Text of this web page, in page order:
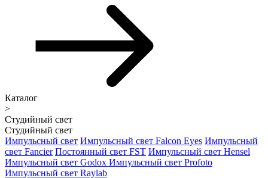
Каталог
>
Студийный свет
Студийный свет
Импульсный свет Импульсный свет Falcon Eyes Импульсный
свет Fancier Постоянный свет FST Импульсный свет Hensel
Импульсный свет Godox Импульсный свет Profoto
Импульсный свет Raylab